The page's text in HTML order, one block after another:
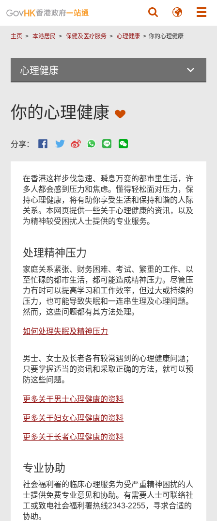
主页 本港居民 保健及医疗服务 心理健康 你的心理健康
心理健康
你的心理健康
分享：
在香港这样步伐急速、瞬息万变的都市里生活，许
多人都会感到压力和焦虑。懂得轻松面对压力，保
持心理健康，将有助你享受生活和保持和谐的人际
关系。本网页提供一些关于心理健康的资讯，以及
为精神较受困扰人士提供的专业服务。
处理精神压力
家庭关系紧张、财务困难、考试、繁重的工作、以
至忙碌的都市生活，都可能造成精神压力。尽管压
力有时可以提高学习和工作效率，但过大或持续的
压力，也可能导致失眠和一连串生理及心理问题。
然而，这些问题都有其方法处理。
如何处理失眠及精神压力
男士、女士及长者各有较常遇到的心理健康问题；
只要掌握适当的资讯和采取正确的方法，就可以预
防这些问题。
更多关于男士心理健康的资料
更多关于妇女心理健康的资料
更多关于长者心理健康的资料
专业协助
社会福利署的临床心理服务为受严重精神困扰的人
士提供免费专业意见和协助。有需要人士可联络社
工或致电社会福利署热线2343-2255，寻求合适的
协助。